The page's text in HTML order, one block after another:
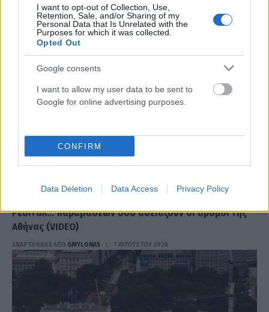
I want to opt-out of Collection, Use,
Retention, Sale, and/or Sharing of my
Personal Data that Is Unrelated with the
Purposes for which it was collected.
Opted Out
Google consents
I want to allow my user data to be sent to
Google for online advertising purposes.
CONFIRM
Data Deletion Data Access Privacy Policy
ΑΝΑΡΤΗΘΗΚΕ ΑΠΟGMYLONAS 7 ΑΥΓΟΎΣΤΟΥ 2026
Ρεσιτάλ… παραβάσεων όσο αδειάζουν οι δρόμοι της
Αθήνας (VIDEO)
ΑΝΑΡΤΗΘΗΚΕ ΑΠΟ GMYLONAS 7 ΑΥΓΟΎΣΤΟΥ 2026